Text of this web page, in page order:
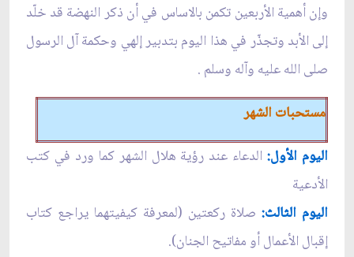
وإن أهمية الأربعين تكمن بالاساس في أن ذكر النهضة قد خلّد
إلى الأبد وتجذّر في هذا اليوم بتدبير إلهي وحكمة آل الرسول
صلى الله عليه وآله وسلم .
مستحبات الشهر
اليوم الأول: الدعاء عند رؤية هلال الشهر كما ورد في كتب
الأدعية
اليوم الثالث: صلاة ركعتين (لمعرفة كيفيتهما يراجع كتاب
إقبال الأعمال أو مفاتيح الجنان).